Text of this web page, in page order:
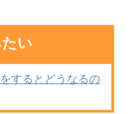
い
するとどうなるの